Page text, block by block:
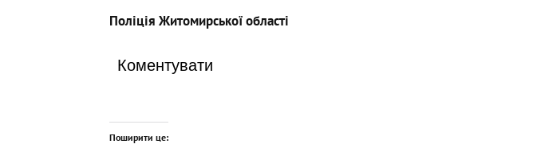
Поліція Житомирської області
Коментувати
Поширити це: